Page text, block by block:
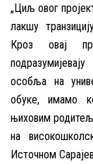
„Циљ овог
лакшу
Кроз овај
особља на
обуке, имамо
њиховим
на
Источном